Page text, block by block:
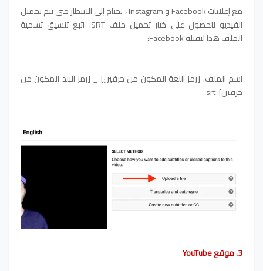
مع إعلانات Facebook و Instagram ، تحتاج إلى الانتظار حتى يتم تحميل
الفيديو للحصول على خيار تحميل ملف SRT. اتبع تنسيق تسمية
الملف هذا ليقبله Facebook:
اسم الملف. [رمز اللغة المكون من حرفين] _ [رمز البلد المكون من
حرفين]. srt
3. موقع YouTube